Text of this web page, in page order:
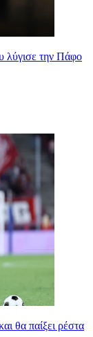
λύγισε την Πάφο
θα παίξει ρέστα